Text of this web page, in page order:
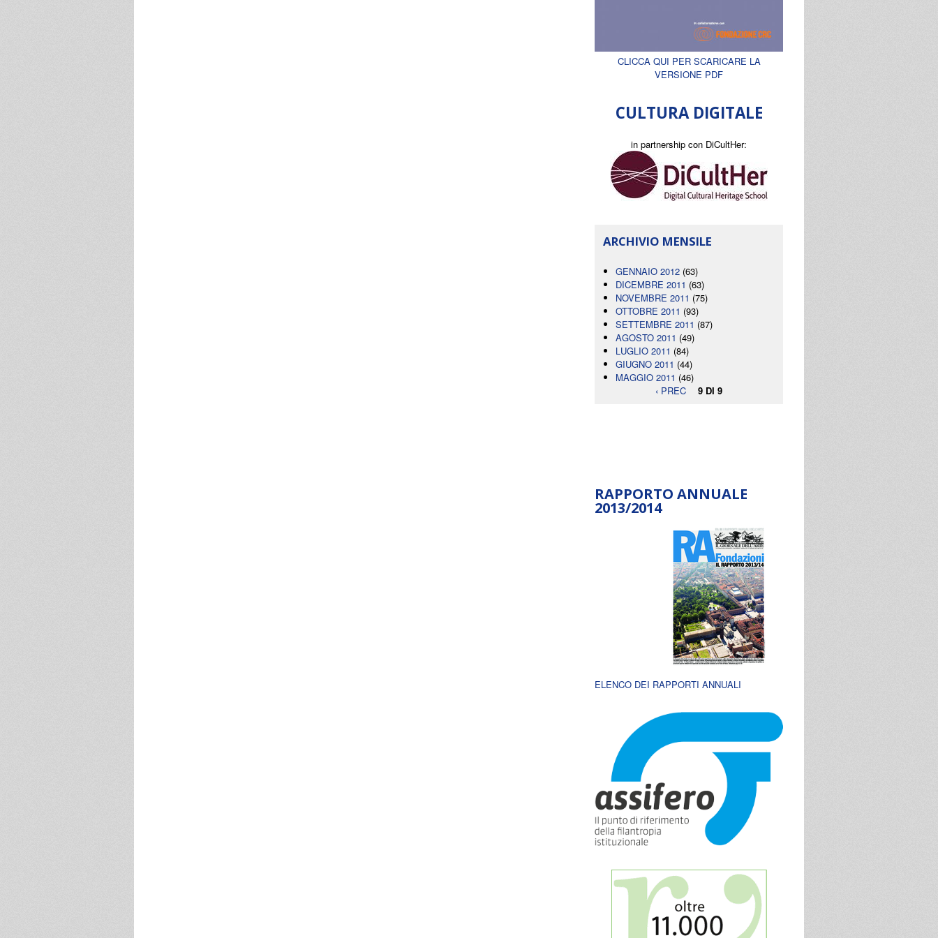
CLICCA QUI PER SCARICARE LA
VERSIONE PDF
CULTURA DIGITALE
in partnership con DiCultHer:
ARCHIVIO MENSILE
GENNAIO 2012 (63)
DICEMBRE 2011 (63)
NOVEMBRE 2011 (75)
OTTOBRE 2011 (93)
SETTEMBRE 2011 (87)
AGOSTO 2011 (49)
LUGLIO 2011 (84)
GIUGNO 2011 (44)
MAGGIO 2011 (46)
‹ PREC
9 DI 9
RAPPORTO ANNUALE
2013/2014
ELENCO DEI RAPPORTI ANNUALI